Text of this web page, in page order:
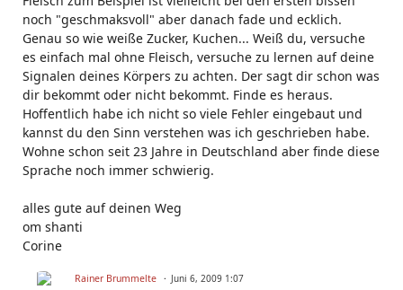
noch "geschmaksvoll" aber danach fade und ecklich.
Genau so wie weiße Zucker, Kuchen... Weiß du, versuche
es einfach mal ohne Fleisch, versuche zu lernen auf deine
Signalen deines Körpers zu achten. Der sagt dir schon was
dir bekommt oder nicht bekommt. Finde es heraus.
Hoffentlich habe ich nicht so viele Fehler eingebaut und
kannst du den Sinn verstehen was ich geschrieben habe.
Wohne schon seit 23 Jahre in Deutschland aber finde diese
Sprache noch immer schwierig.
alles gute auf deinen Weg
om shanti
Corine
Rainer Brummelte Juni 6, 2009 1:07